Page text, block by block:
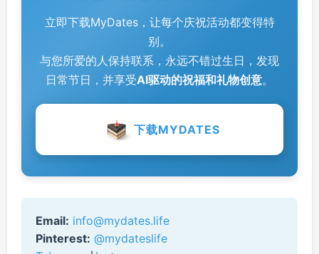
立即下载MyDates，让每个庆祝活动都变得特
别。
与您所爱的人保持联系，永远不错过生日，发现
日常节日，并享受AI驱动的祝福和礼物创意。
下载MYDATES
Email: info@mydates.life
Pinterest: @mydateslife